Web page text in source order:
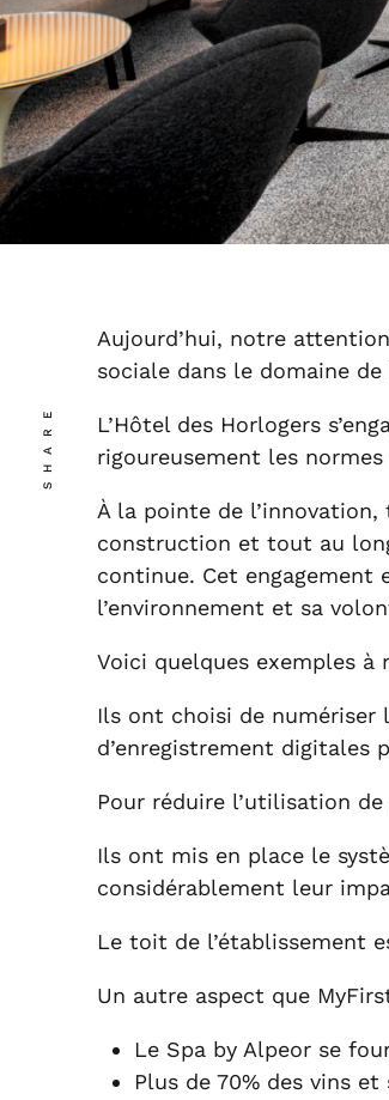
SHARE
Aujourd’hui, notre
sociale dans le domaine de
L’Hôtel des Horlogers
rigoureusement les
À la pointe de
construction et tout au
continue. Cet engagement
l’environnement et sa
Voici quelques exemples à
Ils ont choisi de numériser
d’enregistrement digitales
Pour réduire l’utilisation
Ils ont mis en place le
considérablement leur
Le toit de l’établissement
Un autre aspect que
Le Spa by Alpeor se
Plus de 70% des vins